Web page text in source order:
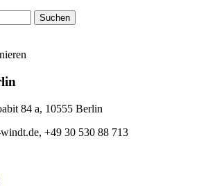
84 a, 10555 Berlin
+49 30 530 88 713